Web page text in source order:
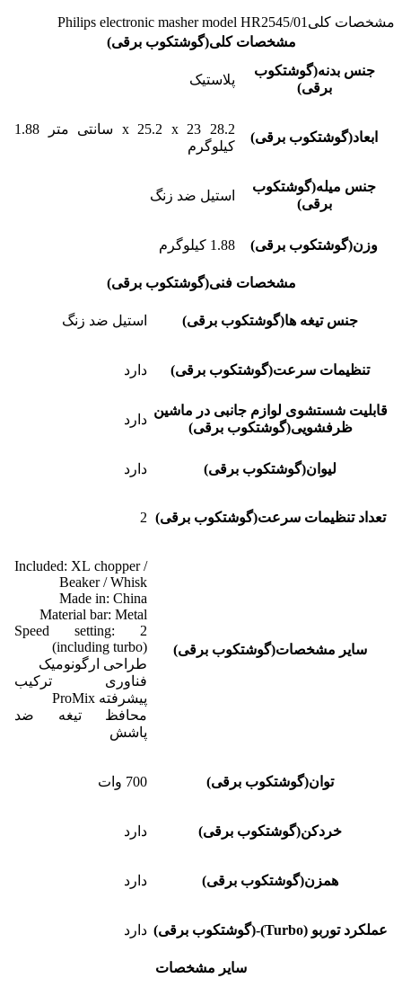
مشخصات کلیPhilips electronic masher model HR2545/01
مشخصات کلی(گوشتکوب برقی)
جنس بدنه(گوشتکوب
برقی)
پلاستیک
ابعاد(گوشتکوب برقی)
28.2 x 25.2 x 23 سانتی متر 1.88
کیلوگرم
جنس میله(گوشتکوب
برقی)
استیل ضد زنگ
وزن(گوشتکوب برقی) 1.88 کیلوگرم
مشخصات فنی(گوشتکوب برقی)
جنس تیغه ها(گوشتکوب برقی) استیل ضد زنگ
تنظیمات سرعت(گوشتکوب برقی) دارد
قابلیت شستشوی لوازم جانبی در ماشین
ظرفشویی(گوشتکوب برقی)
دارد
لیوان(گوشتکوب برقی) دارد
تعداد تنظیمات سرعت(گوشتکوب برقی) 2
سایر مشخصات(گوشتکوب برقی)
Included: XL chopper /
Beaker / Whisk
Made in: China
Material bar: Metal
Speed setting: 2
(including turbo)
طراحی ارگونومیک
فناوری ترکیب
پیشرفته ProMix
محافظ تیغه ضد
پاشش
توان(گوشتکوب برقی) 700 وات
خردکن(گوشتکوب برقی) دارد
همزن(گوشتکوب برقی) دارد
عملکرد توربو (Turbo)-(گوشتکوب برقی) دارد
سایر مشخصات